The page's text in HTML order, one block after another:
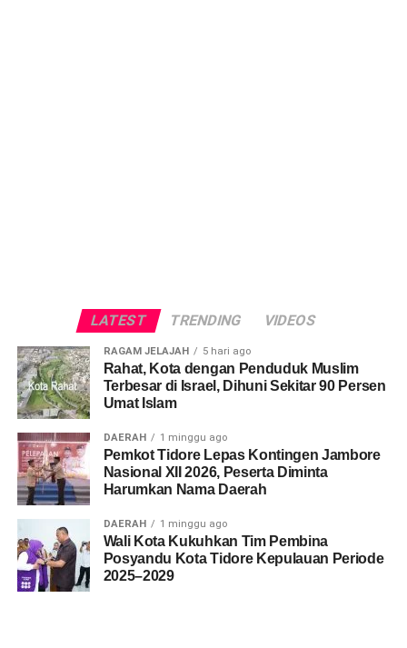
LATEST TRENDING VIDEOS
RAGAM JELAJAH 5 hari ago
Rahat, Kota dengan Penduduk Muslim
Terbesar di Israel, Dihuni Sekitar 90 Persen
Umat Islam
DAERAH 1 minggu ago
Pemkot Tidore Lepas Kontingen Jambore
Nasional XII 2026, Peserta Diminta
Harumkan Nama Daerah
DAERAH 1 minggu ago
Wali Kota Kukuhkan Tim Pembina
Posyandu Kota Tidore Kepulauan Periode
2025–2029